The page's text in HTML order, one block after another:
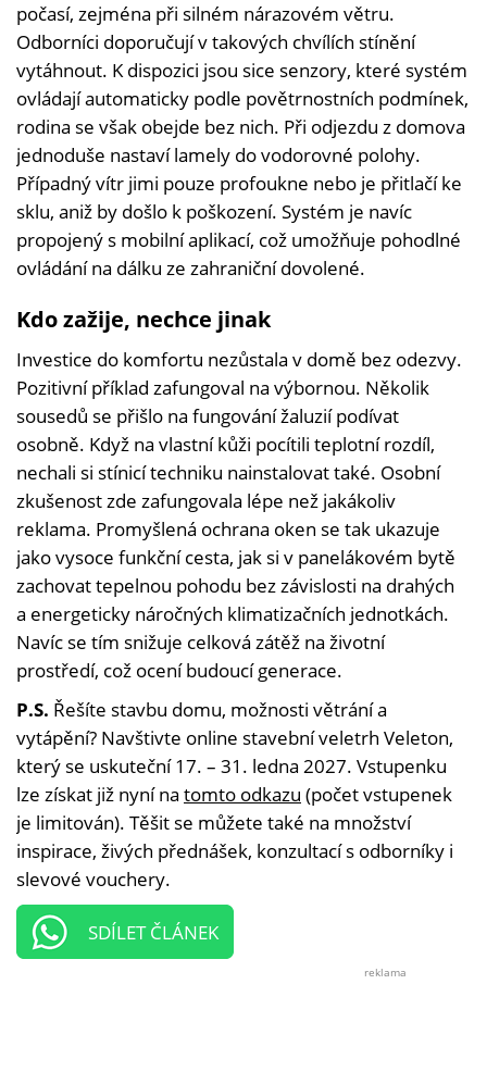
počasí, zejména při silném nárazovém větru.
Odborníci doporučují v takových chvílích stínění
vytáhnout. K dispozici jsou sice senzory, které systém
ovládají automaticky podle povětrnostních podmínek,
rodina se však obejde bez nich. Při odjezdu z domova
jednoduše nastaví lamely do vodorovné polohy.
Případný vítr jimi pouze profoukne nebo je přitlačí ke
sklu, aniž by došlo k poškození. Systém je navíc
propojený s mobilní aplikací, což umožňuje pohodlné
ovládání na dálku ze zahraniční dovolené.
Kdo zažije, nechce jinak
Investice do komfortu nezůstala v domě bez odezvy.
Pozitivní příklad zafungoval na výbornou. Několik
sousedů se přišlo na fungování žaluzií podívat
osobně. Když na vlastní kůži pocítili teplotní rozdíl,
nechali si stínicí techniku nainstalovat také. Osobní
zkušenost zde zafungovala lépe než jakákoliv
reklama. Promyšlená ochrana oken se tak ukazuje
jako vysoce funkční cesta, jak si v panelákovém bytě
zachovat tepelnou pohodu bez závislosti na drahých
a energeticky náročných klimatizačních jednotkách.
Navíc se tím snižuje celková zátěž na životní
prostředí, což ocení budoucí generace.
P.S. Řešíte stavbu domu, možnosti větrání a
vytápění? Navštivte online stavební veletrh Veleton,
který se uskuteční 17. – 31. ledna 2027. Vstupenku
lze získat již nyní na tomto odkazu (počet vstupenek
je limitován). Těšit se můžete také na množství
inspirace, živých přednášek, konzultací s odborníky i
slevové vouchery.
SDÍLET ČLÁNEK
reklama